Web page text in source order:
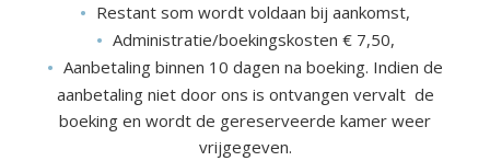
Restant som wordt voldaan bij aankomst,
Administratie/boekingskosten € 7,50,
Aanbetaling binnen 10 dagen na boeking. Indien de
aanbetaling niet door ons is ontvangen vervalt de
boeking en wordt de gereserveerde kamer weer
vrijgegeven.